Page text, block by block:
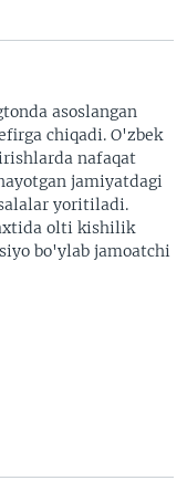
asoslangan
chiqadi. O'zbek
nafaqat
jamiyatdagi
yoritiladi.
olti kishilik
bo'ylab jamoatchi